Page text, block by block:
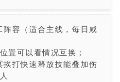
阵容（适合主线，每日咸
置可以看情况互换；
打快速释放技能叠加伤